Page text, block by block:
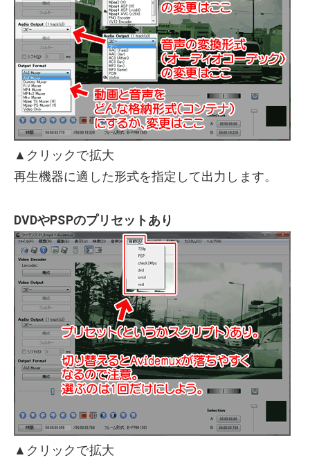
▲クリックで拡大
再生機器に適した形式を指定して出力します。
DVDやPSPのプリセットあり
▲クリックで拡大